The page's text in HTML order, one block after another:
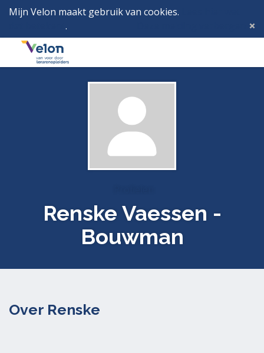
Mijn Velon maakt gebruik van cookies.
.
Menu
Renske Vaessen -
Bouwman
Over Renske